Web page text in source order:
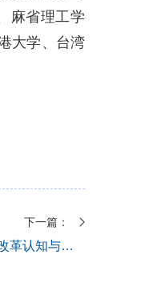
麻省理工学
大学、台湾
下一篇：
统计学院跨专业研究团队发布北京市民对“医药分开”改革认知与感受调查报告